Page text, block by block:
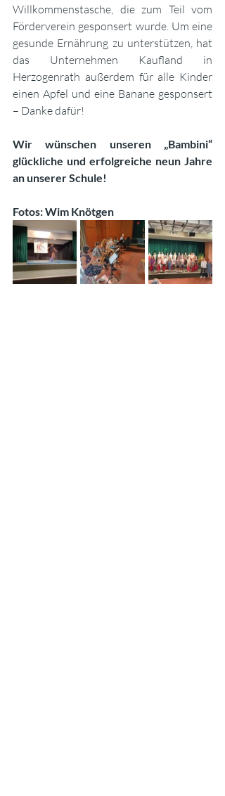
Willkommenstasche, die zum Teil vom
Förderverein gesponsert wurde. Um eine
gesunde Ernährung zu unterstützen, hat
das Unternehmen Kaufland in
Herzogenrath außerdem für alle Kinder
einen Apfel und eine Banane gesponsert
– Danke dafür!
Wir wünschen unseren „Bambini“
glückliche und erfolgreiche neun Jahre
an unserer Schule!
Fotos: Wim Knötgen